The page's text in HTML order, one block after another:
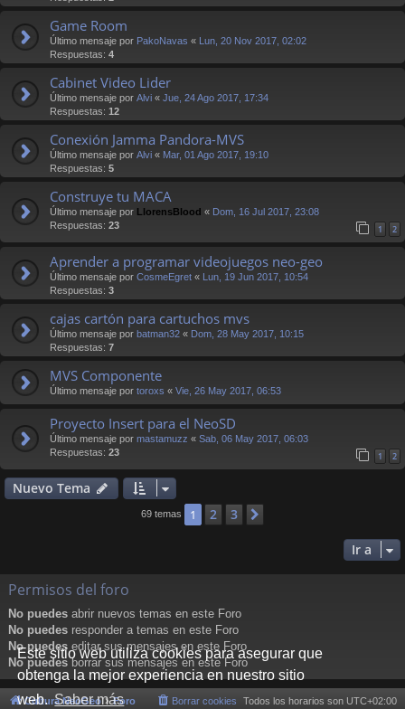
Este sitio web utiliza cookies para asegurar que
obtenga la mejor experiencia en nuestro sitio
web.Saber más
Game Room
Último mensaje por PakoNavas « Lun, 20 Nov 2017, 02:02
Respuestas: 4
Cabinet Video Lider
Último mensaje por Alvi « Jue, 24 Ago 2017, 17:34
Respuestas: 12
Conexión Jamma Pandora-MVS
Último mensaje por Alvi « Mar, 01 Ago 2017, 19:10
Respuestas: 5
Construye tu MACA
Último mensaje por LlorensBlood « Dom, 16 Jul 2017, 23:08
Respuestas: 23 1 2
Aprender a programar videojuegos neo-geo
Último mensaje por CosmeEgret « Lun, 19 Jun 2017, 10:54
Respuestas: 3
cajas cartón para cartuchos mvs
Último mensaje por batman32 « Dom, 28 May 2017, 10:15
Respuestas: 7
MVS Componente
Último mensaje por toroxs « Vie, 26 May 2017, 06:53
Proyecto Insert para el NeoSD
Último mensaje por mastamuzz « Sab, 06 May 2017, 06:03
Respuestas: 23 1 2
Nuevo Tema
69 temas 1 2 3
Ir a
Permisos del foro
No puedes abrir nuevos temas en este Foro
No puedes responder a temas en este Foro
No puedes editar sus mensajes en este Foro
No puedesborrar sus mensajes en este Foro
Cultura NeoGeo Foro Todos los horarios son UTC+02:00
Borrar cookies